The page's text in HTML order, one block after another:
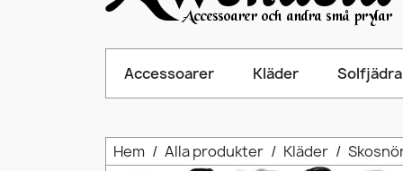
Accessoarer Kläder
Hem Alla produkter Kläder